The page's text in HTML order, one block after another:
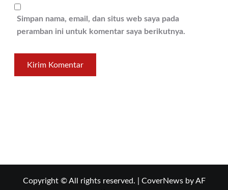
Simpan nama, email, dan situs web saya pada
peramban ini untuk komentar saya berikutnya.
Copyright © All rights reserved. CoverNewsby AF